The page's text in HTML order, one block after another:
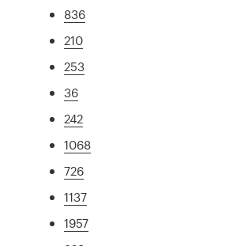
836
210
253
36
242
1068
726
1137
1957